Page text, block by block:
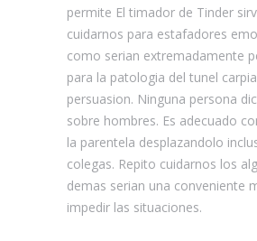
permite El timador de Tinder
cuidarnos para estafadores
como serian extremadamente
para la patologi­a del tunel
persuasion. Ninguna persona
sobre hombres. Es adecuado
la parentela desplazandolo
colegas. Repito cuidarnos los
demas seri­an una conveniente
impedir las situaciones.